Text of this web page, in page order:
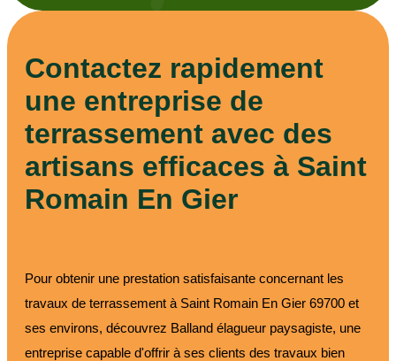
Contactez rapidement
une entreprise de
terrassement avec des
artisans efficaces à Saint
Romain En Gier
Pour obtenir une prestation satisfaisante concernant les
travaux de terrassement à Saint Romain En Gier 69700 et
ses environs, découvrez Balland élagueur paysagiste, une
entreprise capable d'offrir à ses clients des travaux bien